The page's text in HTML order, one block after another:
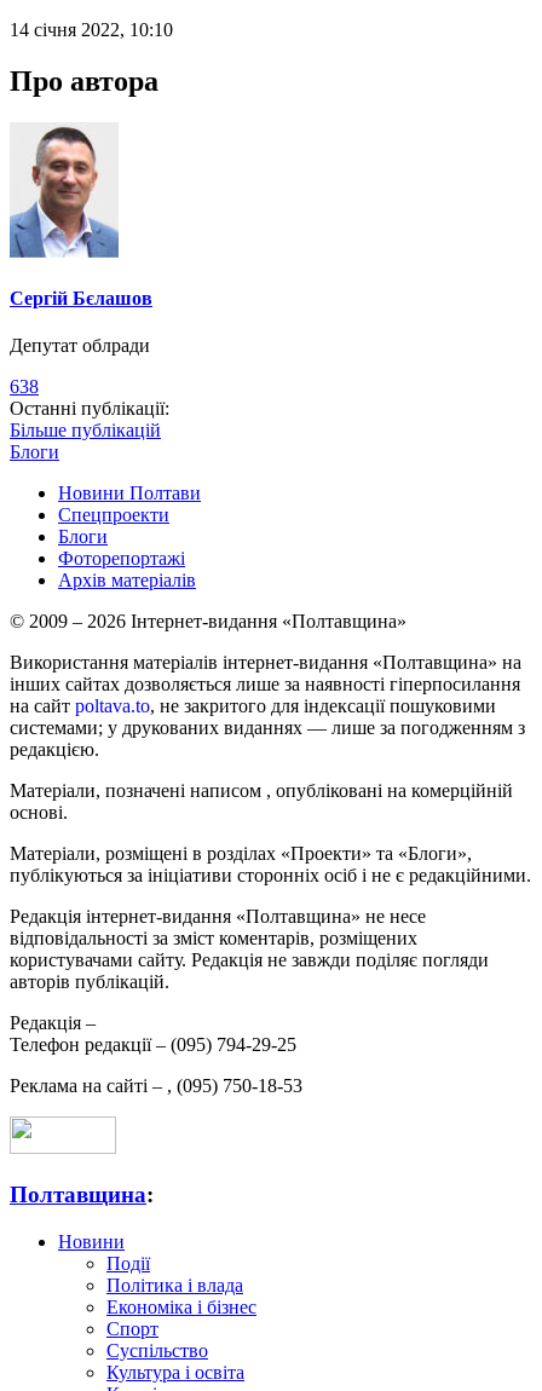
14 січня 2022, 10:10
Про автора
Сергій Бєлашов
Депутат облради
638
Останні публікації:
Більше публікацій
Блоги
Новини Полтави
Спецпроекти
Блоги
Фоторепортажі
Архів матеріалів
© 2009 – 2026 Інтернет-видання «Полтавщина»
Використання матеріалів інтернет-видання «Полтавщина» на
інших сайтах дозволяється лише за наявності гіперпосилання
на сайт poltava.to, не закритого для індексації пошуковими
системами; у друкованих виданнях — лише за погодженням з
редакцією.
Матеріали, позначені написом , опубліковані на комерційній
основі.
Матеріали, розміщені в розділах «Проекти» та «Блоги»,
публікуються за ініціативи сторонніх осіб і не є редакційними.
Редакція інтернет-видання «Полтавщина» не несе
відповідальності за зміст коментарів, розміщених
користувачами сайту. Редакція не завжди поділяє погляди
авторів публікацій.
Редакція –
Телефон редакції – (095) 794-29-25
Реклама на сайті – , (095) 750-18-53
Полтавщина:
Новини
Події
Політика і влада
Економіка і бізнес
Спорт
Суспільство
Культура і освіта